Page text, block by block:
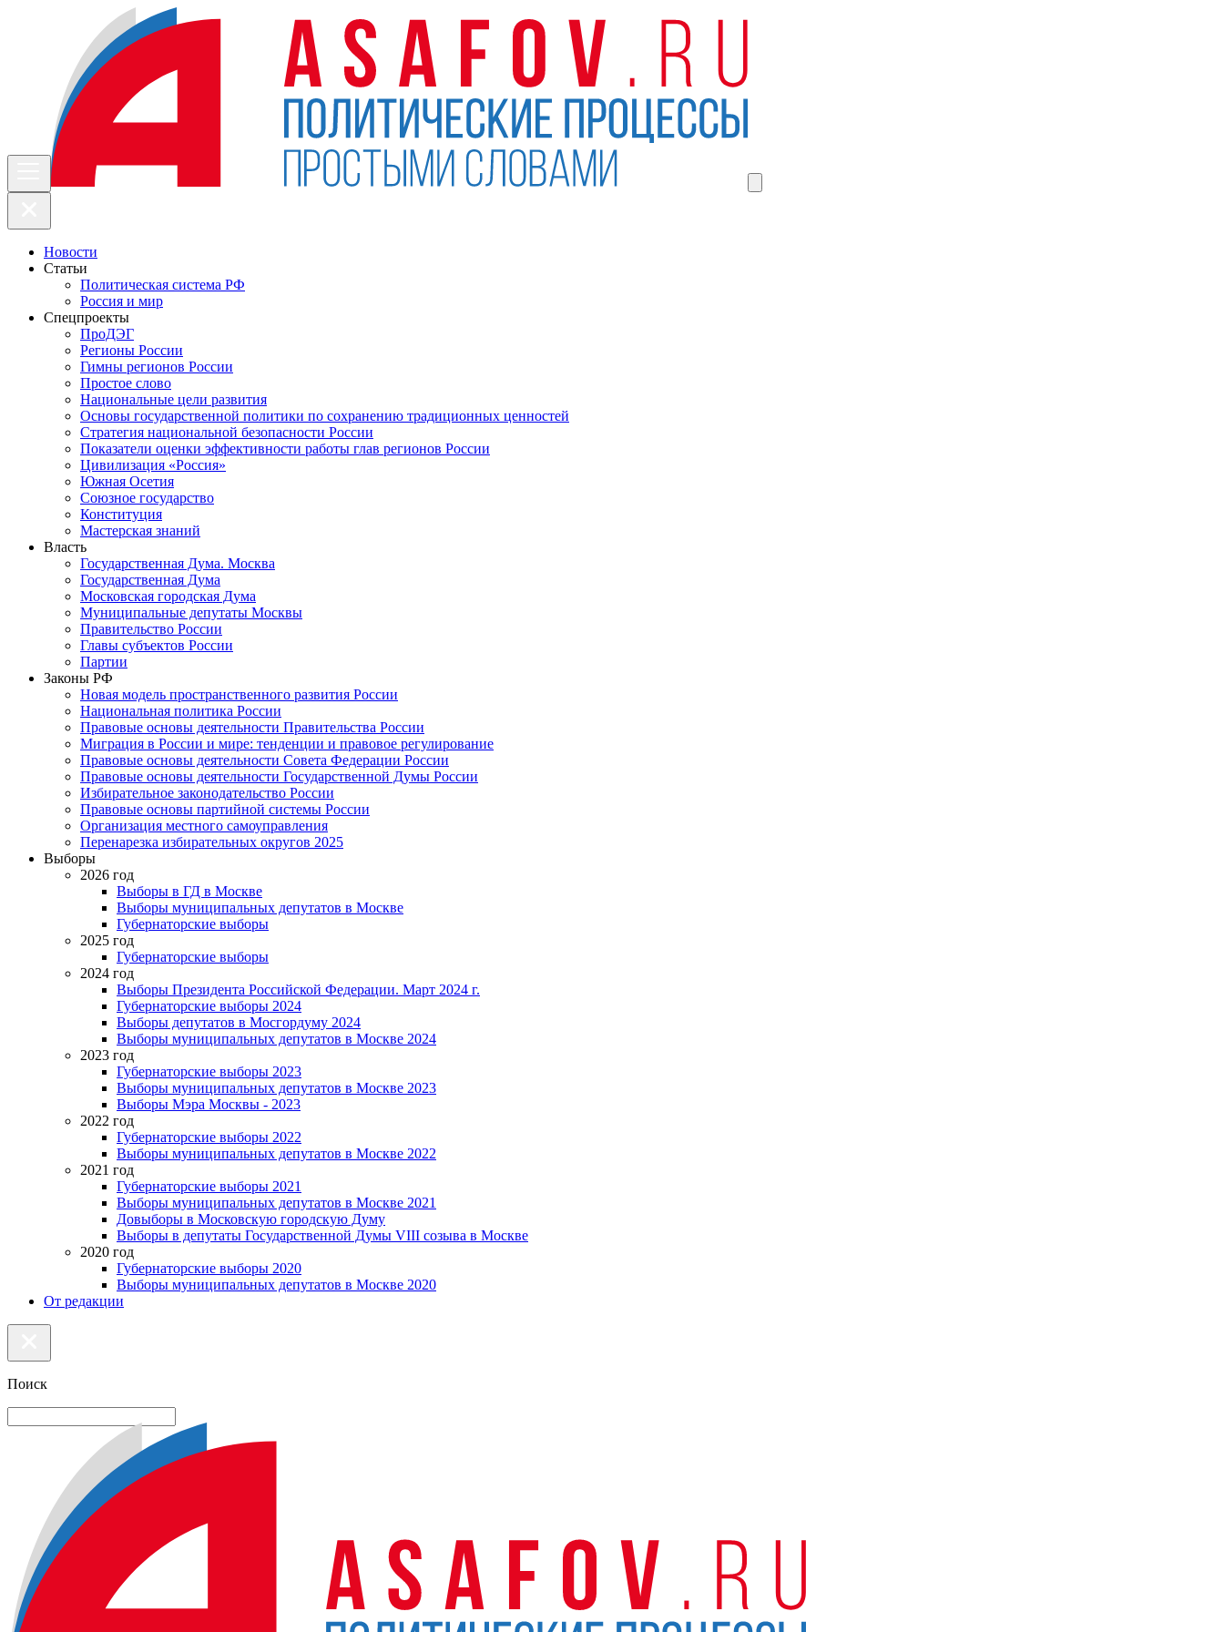
Новости
Статьи
Политическая система РФ
Россия и мир
Спецпроекты
ПроДЭГ
Регионы России
Гимны регионов России
Простое слово
Национальные цели развития
Основы государственной политики по сохранению традиционных ценностей
Стратегия национальной безопасности России
Показатели оценки эффективности работы глав регионов России
Цивилизация «Россия»
Южная Осетия
Союзное государство
Конституция
Мастерская знаний
Власть
Государственная Дума. Москва
Государственная Дума
Московская городская Дума
Муниципальные депутаты Москвы
Правительство России
Главы субъектов России
Партии
Законы РФ
Новая модель пространственного развития России
Национальная политика России
Правовые основы деятельности Правительства России
Миграция в России и мире: тенденции и правовое регулирование
Правовые основы деятельности Совета Федерации России
Правовые основы деятельности Государственной Думы России
Избирательное законодательство России
Правовые основы партийной системы России
Организация местного самоуправления
Перенарезка избирательных округов 2025
Выборы
2026 год
Выборы в ГД в Москве
Выборы муниципальных депутатов в Москве
Губернаторские выборы
2025 год
Губернаторские выборы
2024 год
Выборы Президента Российской Федерации. Март 2024 г.
Губернаторские выборы 2024
Выборы депутатов в Мосгордуму 2024
Выборы муниципальных депутатов в Москве 2024
2023 год
Губернаторские выборы 2023
Выборы муниципальных депутатов в Москве 2023
Выборы Мэра Москвы - 2023
2022 год
Губернаторские выборы 2022
Выборы муниципальных депутатов в Москве 2022
2021 год
Губернаторские выборы 2021
Выборы муниципальных депутатов в Москве 2021
Довыборы в Московскую городскую Думу
Выборы в депутаты Государственной Думы VIII созыва в Москве
2020 год
Губернаторские выборы 2020
Выборы муниципальных депутатов в Москве 2020
От редакции
Поиск